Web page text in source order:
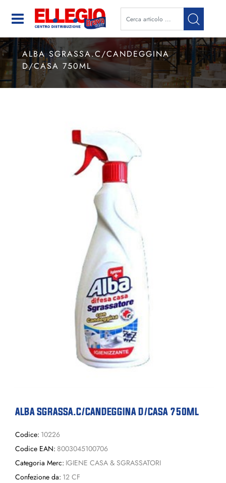
Open
ALBA SGRASSA.C/CANDEGGINA
D/CASA 750ML
ALBA SGRASSA.C/CANDEGGINA D/CASA 750ML
Codice: 10226
Codice EAN: 8003045100706
Categoria Merc: IGIENE CASA & SGRASSATORI
Confezione da: 12 CF